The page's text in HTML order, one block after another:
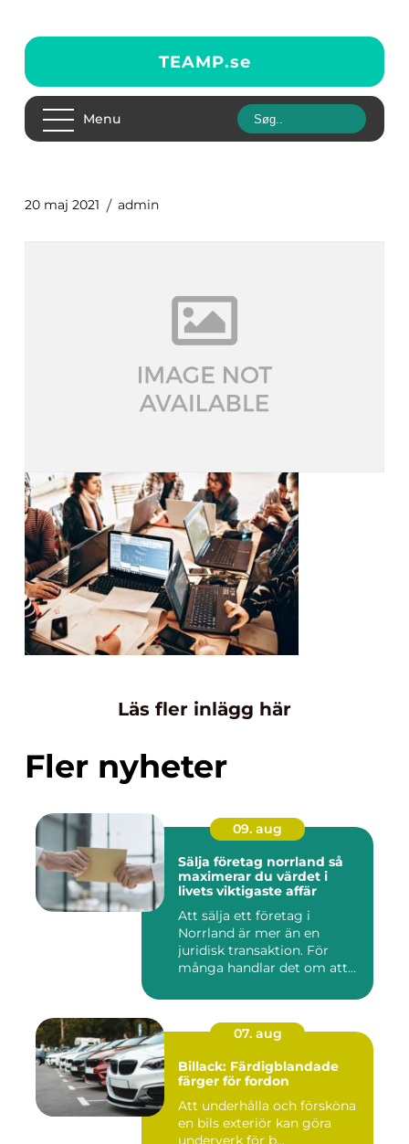
TEAMP.se
Menu
20 maj 2021 admin
Läs fler inlägg här
Fler nyheter
09. aug
Sälja företag norrland så
maximerar du värdet i
livets viktigaste affär
Att sälja ett företag i
Norrland är mer än en
juridisk transaktion. För
många handlar det om att
07. aug
Billack: Färdigblandade
färger för fordon
Att underhålla och försköna
en bils exteriör kan göra
underverk för b...